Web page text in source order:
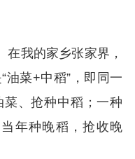
在我的家乡张家界，
油菜+中稻”，即同一
、抢种中稻；一种
年种晚稻，抢收晚